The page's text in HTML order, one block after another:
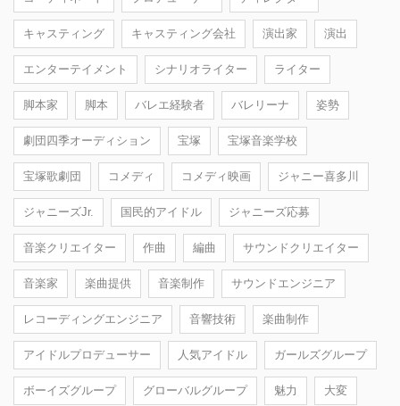
キャスティング キャスティング会社 演出家 演出
エンターテイメント シナリオライター ライター
脚本家 脚本 バレエ経験者 バレリーナ 姿勢
劇団四季オーディション 宝塚 宝塚音楽学校
宝塚歌劇団 コメディ コメディ映画 ジャニー喜多川
ジャニーズJr. 国民的アイドル ジャニーズ応募
音楽クリエイター 作曲 編曲 サウンドクリエイター
音楽家 楽曲提供 音楽制作 サウンドエンジニア
レコーディングエンジニア 音響技術 楽曲制作
アイドルプロデューサー 人気アイドル ガールズグループ
ボーイズグループ グローバルグループ 魅力 大変